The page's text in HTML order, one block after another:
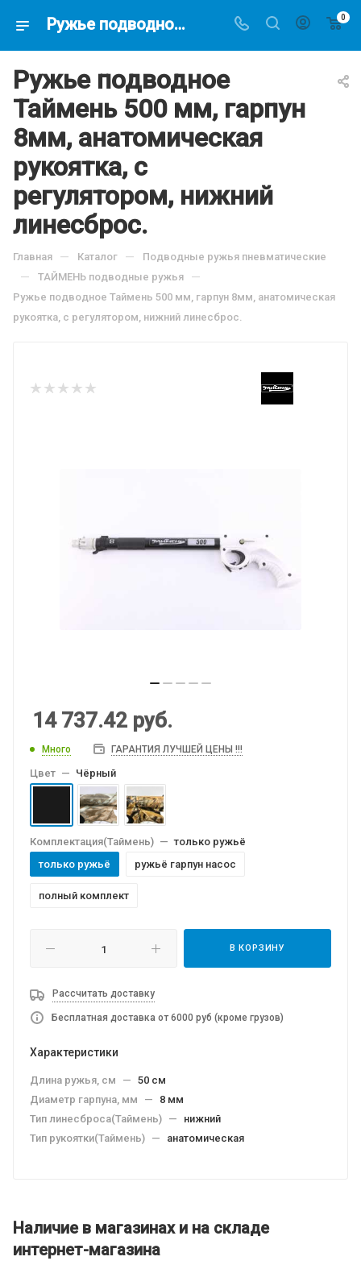
Ружье подводное Таймень 500 мм, гарпун 8мм, анатомическая рукоятка, с регулятором, нижний линесброс.. 14737.42 руб(скидка 0%), купить в интернет-магазине подводной охоты Водолаз.РФ в Москве. - 0
Ружье подводное
Таймень 500 мм, гарпун
8мм, анатомическая
рукоятка, с
регулятором, нижний
линесброс.
Главная — Каталог — Подводные ружья пневматические
— ТАЙМЕНЬ подводные ружья —
Ружье подводное Таймень 500 мм, гарпун 8мм, анатомическая
рукоятка, с регулятором, нижний линесброс.
14 737.42 руб.
Много ГАРАНТИЯ ЛУЧШЕЙ ЦЕНЫ !!!
Цвет — Чёрный
Комплектация(Таймень) — только ружьё
только ружьё
ружьё гарпун насос
полный комплект
В КОРЗИНУ
Рассчитать доставку
Бесплатная доставка от 6000 руб (кроме грузов)
Характеристики
Длина ружья, см — 50 см
Диаметр гарпуна, мм
—
8 мм
Тип линесброса(Таймень) —
нижний
Тип рукоятки(Таймень) — анатомическая
Наличие в магазинах и на складе
интернет-магазина